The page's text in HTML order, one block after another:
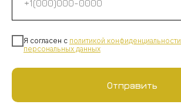
Я согласен с политикой конфиденциальности
персональных данных
Отправить